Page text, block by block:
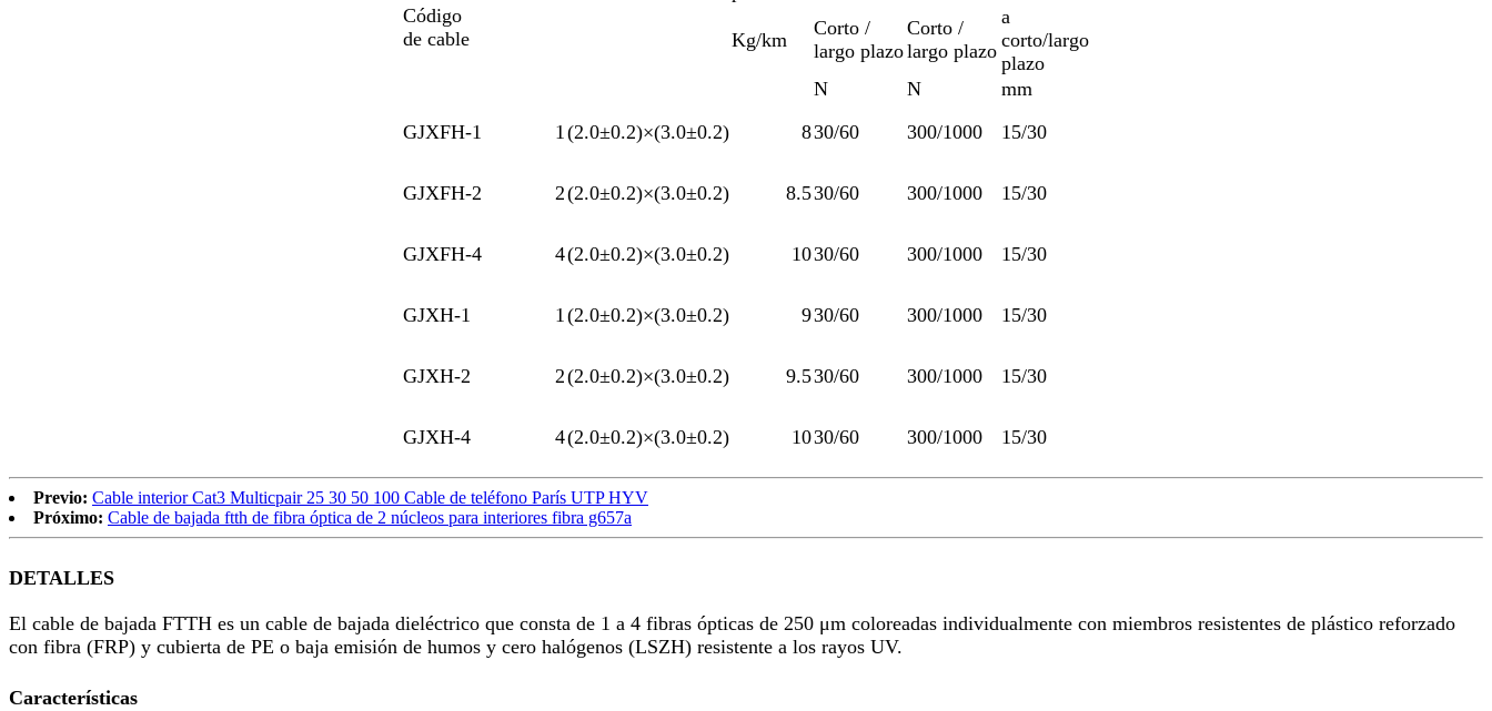
Código
de cable
Kg/km
Corto /
largo plazo
Corto /
largo plazo
a
corto/largo
plazo
N
N
mm
GJXFH-1
1 (2.0±0.2)×(3.0±0.2) 830/60 300/1000 15/30
GJXFH-2 2(2.0±0.2)×(3.0±0.2) 8.530/60 300/1000 15/30
GJXFH-4 4(2.0±0.2)×(3.0±0.2) 1030/60 300/1000 15/30
GJXH-1 1 (2.0±0.2)×(3.0±0.2) 930/60 300/1000 15/30
GJXH-2 2(2.0±0.2)×(3.0±0.2) 9.530/60 300/1000 15/30
GJXH-4 4(2.0±0.2)×(3.0±0.2) 1030/60 300/1000 15/30
Previo: Cable interior Cat3 Multicpair 25 30 50 100 Cable de teléfono París UTP HYV
Próximo: Cable de bajada ftth de fibra óptica de 2 núcleos para interiores fibra g657a
DETALLES
El cable de bajada FTTH es un cable de bajada dieléctrico que consta de 1 a 4 fibras ópticas de 250 μm coloreadas individualmente con miembros resistentes de plástico reforzado
con fibra (FRP) y cubierta de PE o baja emisión de humos y cero halógenos (LSZH) resistente a los rayos UV.
Características